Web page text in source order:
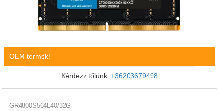
OEM termék!
Kérdezz tőlünk: +36203679498
GR4800S564L40/32G